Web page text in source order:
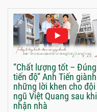
“Chất lượng tốt – Đúng
tiến độ” Anh Tiến giành
những lời khen cho đội
ngũ Việt Quang sau khi
nhận nhà